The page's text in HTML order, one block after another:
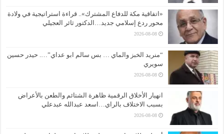
«اتفاقية مكة للدفاع المشترك».. قراءة استراتيجية في ولادة
محور ردع إسلامي جديد…الدكتور ثائر العجيلي
2026-08-08
“منريد الخبز والماي … بس سالم ابو عداي”…. حيدر حسين
سويري
2026-08-08
انهيار الأخلاق الرقمية ظاهرة الشتائم والطعن بالأعراض
بسبب الاختلاف بالراي…اسعد عبدالله عبدعلي
2026-08-08